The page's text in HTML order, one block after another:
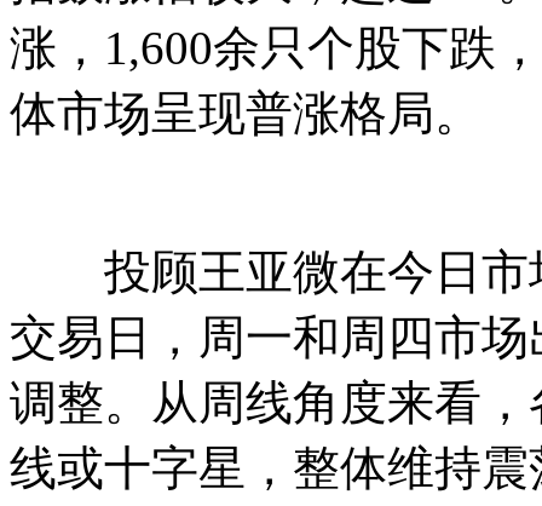
涨，1,600余只个股下跌
体市场呈现普涨格局。
投顾王亚微在今日市
交易日，周一和周四市
调整。从周线角度来看
线或十字星，整体维持